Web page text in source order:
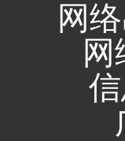
网